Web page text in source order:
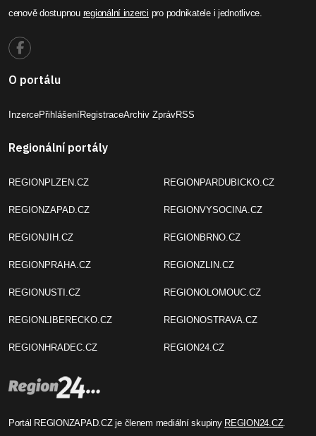
cenově dostupnou regionální inzerci pro podnikatele i jednotlivce.
O portálu
InzercePřihlášeníRegistraceArchiv ZprávRSS
Regionální portály
REGIONPLZEN.CZ
REGIONZAPAD.CZ
REGIONJIH.CZ
REGIONPRAHA.CZ
REGIONUSTI.CZ
REGIONLIBERECKO.CZ
REGIONHRADEC.CZ
REGIONPARDUBICKO.CZ
REGIONVYSOCINA.CZ
REGIONBRNO.CZ
REGIONZLIN.CZ
REGIONOLOMOUC.CZ
REGIONOSTRAVA.CZ
REGION24.CZ
Portál REGIONZAPAD.CZ je členem mediální skupiny REGION24.CZ.